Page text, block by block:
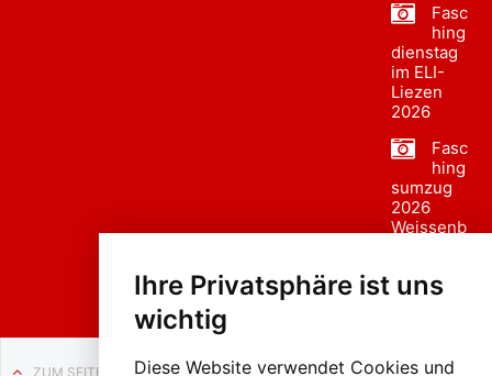
Ihre Privatsphäre ist uns
wichtig
Diese Website verwendet Cookies und
Fasc
hing
dienstag
im ELI-
Liezen
2026
Fasc
hing
sumzug
2026
Weissenb
ZUM SEITENANFANG